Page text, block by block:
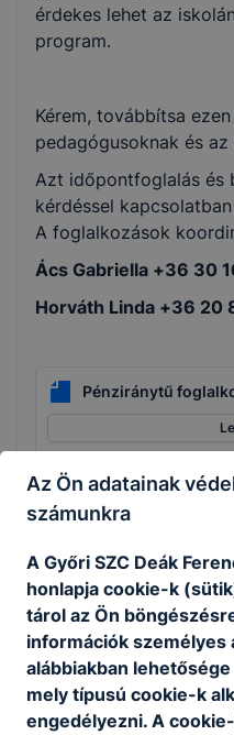
érdekes lehet az
program.
Kérem, továbbítsa
pedagógusoknak és
Azt időpontfoglalás és
kérdéssel
A foglalkozások
Ács Gabriella +36 30
Horváth Linda +36 20
Pénziránytű
AzAktív
Az Ön adatainak
számunkra
A Győri SZC Deák
honlapja cookie-k
tárol az Ön
információk személyes
alábbiakban
mely típusú cookie-k
engedélyezni. A